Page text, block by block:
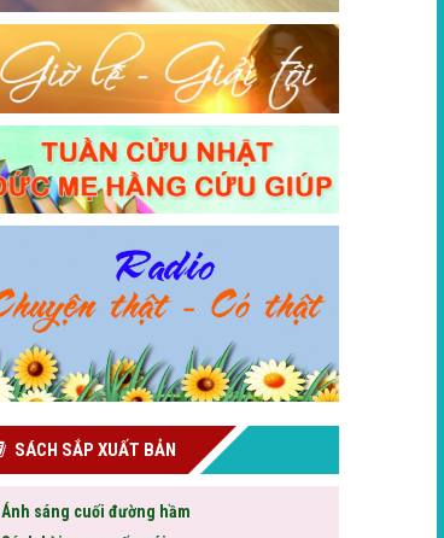
SÁCH SẮP XUẤT BẢN
Ánh sáng cuối đường hầm